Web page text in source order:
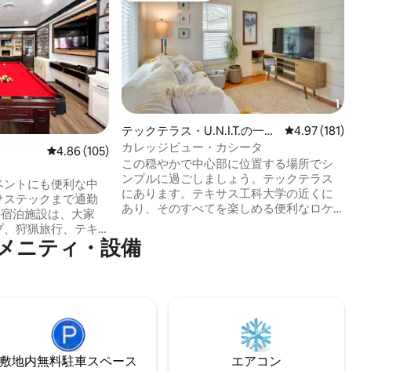
均評価
レビュー105件、5つ星中4.86つ星の平均評価
4.86 (105)
トにも便利な中
テックまで通勤
泊施設は、大家
狩猟旅行、テキ
ントにぴったり
ィには、ビリヤ
ム
を提供できるこ
Fiと
宿泊に含まれてい
テックテラス・U.N.I.T.の一軒
家
レビュー181件、5つ
4.97 (181)
カレッジビュー・カシータ
この穏やかで中心部に位置する場所でシ
ンプルに過ごしましょう。テックテラス
にあります。テキサス工科大学の近くに
あり、そのすべてを楽しめる便利なロケ
たくさん用意されています。積み重ね可
能な洗濯機と乾燥機。 数ブロック先には
食料品店があります。 玄関ドアにカメラ
があり、私道を監視しています。
ニティ・設備
敷地内無料駐⁠車ス⁠ペ⁠ー⁠ス エアコン